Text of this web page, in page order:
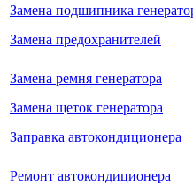
Замена подшипника
Замена предохранителей
Замена ремня генератора
Замена щеток генератора
Заправка автокондиционера
Ремонт автокондиционера